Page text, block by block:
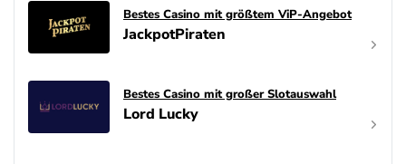
bet-at-home Bonus
AGB gelten
Bestes Casino mit größtem ViP-Angebot
JackpotPiraten
Bestes Casino mit großer Slotauswahl
Lord Lucky